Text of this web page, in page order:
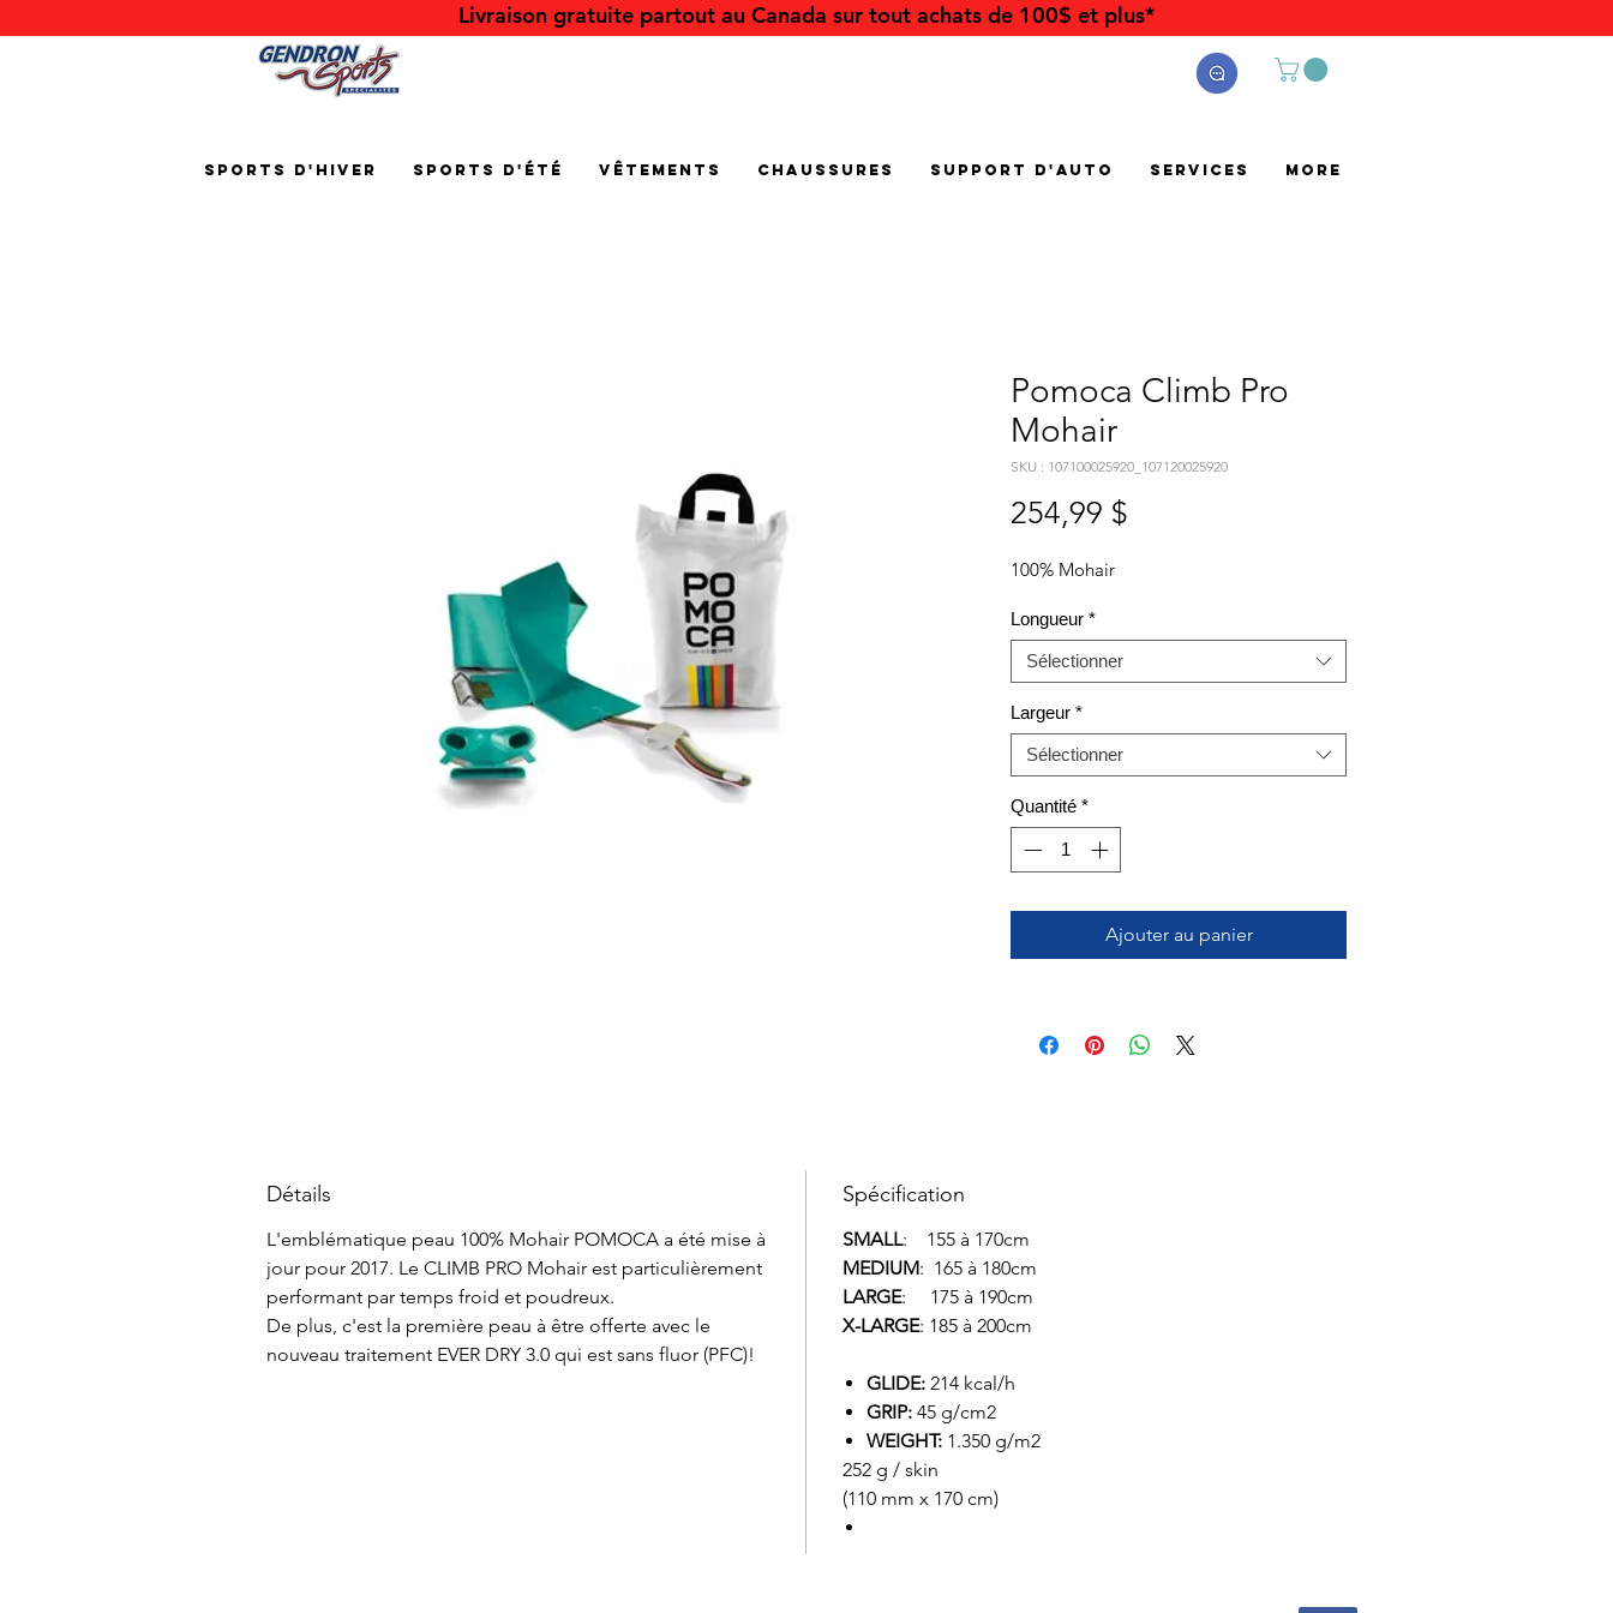
Livraison gratuite partout au Canada sur tout achats de 100$ et plus*
Sports d'hiver Sports d'été Vêtements Chaussures Support d'auto Services More
Pomoca Climb Pro
Mohair
SKU : 107100025920_107120025920
254,99 $
100% Mohair
Longueur *
Sélectionner
Largeur *
Sélectionner
Quantité *
Ajouter au panier
Détails
L'emblématique peau 100% Mohair POMOCA a été mise à
jour pour 2017. Le CLIMB PRO Mohair est particulièrement
performant par temps froid et poudreux.
De plus, c'est la première peau à être offerte avec le
nouveau traitement EVER DRY 3.0 qui est sans fluor (PFC)!
Spécification
SMALL: 155 à 170cm
MEDIUM: 165 à 180cm
LARGE: 175 à 190cm
X-LARGE: 185 à 200cm
GLIDE: 214 kcal/h
GRIP: 45 g/cm2
WEIGHT: 1.350 g/m2
252 g / skin
(110 mm x 170 cm)